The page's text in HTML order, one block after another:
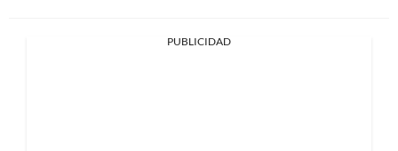
PUBLICIDAD